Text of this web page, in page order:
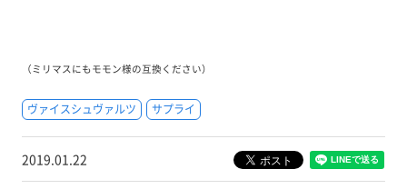
（ミリマスにもモモン様の互換ください）
ヴァイスシュヴァルツ サプライ
2019.01.22